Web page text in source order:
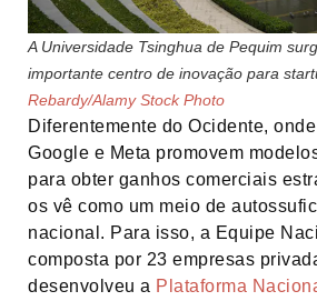
A Universidade Tsinghua de Pequim
importante centro de inovação para
Rebardy/Alamy Stock Photo
Diferentemente do Ocidente,
Google e Meta promovem
para obter ganhos comerciais
os vê como um meio de
nacional. Para isso, a Equipe
composta por 23 empresas
desenvolveu a Plataforma